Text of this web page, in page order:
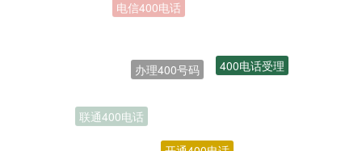
开通400电话
联通400电话
400电话受理